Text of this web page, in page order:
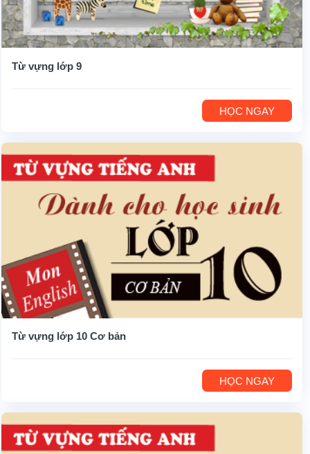
Từ vựng lớp 9
HỌC NGAY
Từ vựng lớp 10 Cơ bản
HỌC NGAY